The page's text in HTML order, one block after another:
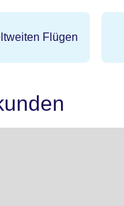
Flügen